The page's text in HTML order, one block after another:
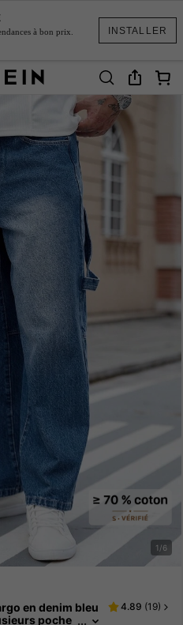
INSTALLER
à bon prix.
1/6
en denim bleu
poche
4.89 (19)